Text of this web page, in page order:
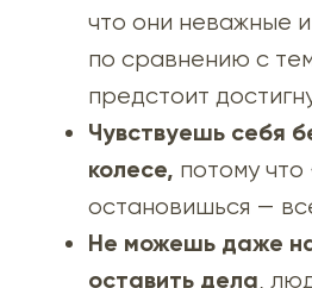
что они неважные
по сравнению с
предстоит
Чувствуешь себя
колесе, потому что
остановишься —
Не можешь даже
оставить дела,